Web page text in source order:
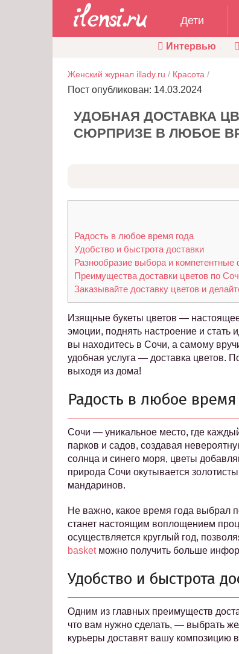
Дети
Интервью
Женский журнал illady.ru / Красота /
Пост опубликован: 14.03.2024
УДОБНАЯ ДОСТАВКА
СЮРПРИЗЕ В ЛЮБОЕ
Радость в любое время года
Удобство и быстрота доставки
Разнообразие выбора и
Преимущества доставки цветов по
Заказывайте доставку цветов и
Изящные букеты цветов —
эмоции, поднять настроение и стать
вы находитесь в Сочи, а самому
удобная услуга — доставка цветов.
выходя из дома!
Радость в любое время
Сочи — уникальное место, где
парков и садов, создавая
солнца и синего моря, цветы
природа Сочи окутывается
мандаринов.
Не важно, какое время года выбрал
станет настоящим воплощением
осуществляется круглый год,
basketможно получить больше
Удобство и быстрота
Одним из главных преимуществ
что вам нужно сделать, — выбрать
курьеры доставят вашу композицию